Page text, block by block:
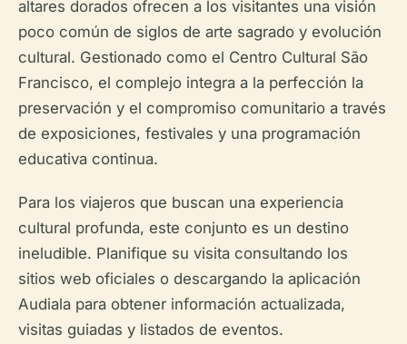
altares dorados ofrecen a los visitantes una visión
poco común de siglos de arte sagrado y evolución
cultural. Gestionado como el Centro Cultural São
Francisco, el complejo integra a la perfección la
preservación y el compromiso comunitario a través
de exposiciones, festivales y una programación
educativa continua.
Para los viajeros que buscan una experiencia
cultural profunda, este conjunto es un destino
ineludible. Planifique su visita consultando los
sitios web oficiales o descargando la aplicación
Audiala para obtener información actualizada,
visitas guiadas y listados de eventos.